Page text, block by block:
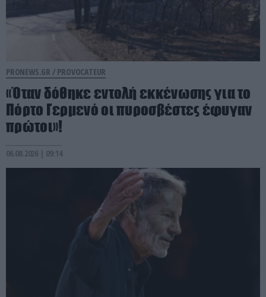
PRONEWS.GR / PROVOCATEUR
«Όταν δόθηκε εντολή εκκένωσης για το
Πόρτο Γερμενό οι πυροσβέστες έφυγαν
πρώτοι»!
06.08.2026 | 09:14